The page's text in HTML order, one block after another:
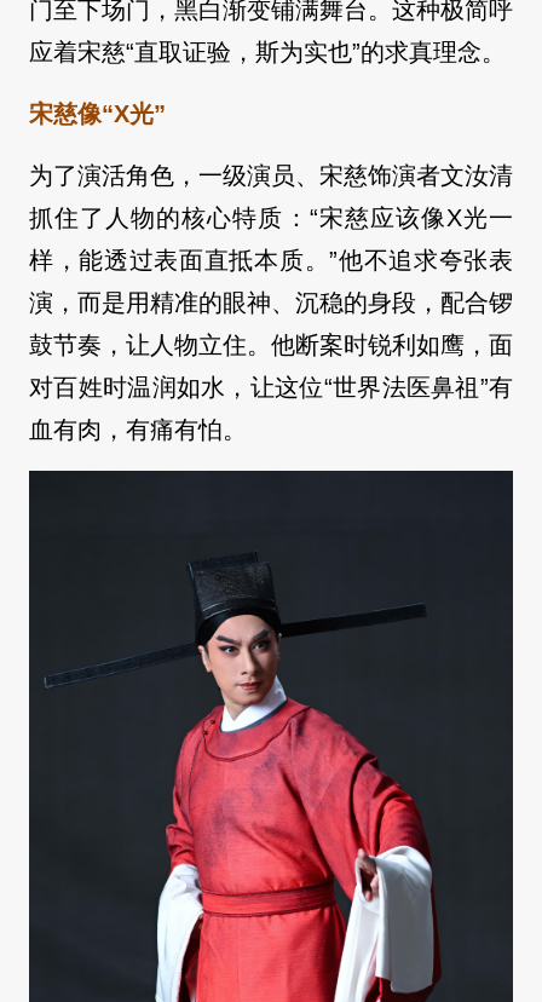
门至下场门，黑白渐变铺满舞台。这种极简呼
应着宋慈“直取证验，斯为实也”的求真理念。
宋慈像“X光”
为了演活角色，一级演员、宋慈饰演者文汝清
抓住了人物的核心特质：“宋慈应该像X光一
样，能透过表面直抵本质。”他不追求夸张表
演，而是用精准的眼神、沉稳的身段，配合锣
鼓节奏，让人物立住。他断案时锐利如鹰，面
对百姓时温润如水，让这位“世界法医鼻祖”有
血有肉，有痛有怕。